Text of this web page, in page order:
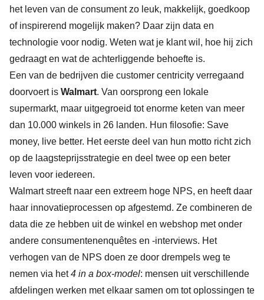
het leven van de consument zo leuk, makkelijk, goedkoop
of inspirerend mogelijk maken? Daar zijn data en
technologie voor nodig. Weten wat je klant wil, hoe hij zich
gedraagt en wat de achterliggende behoefte is.
Een van de bedrijven die customer centricity verregaand
doorvoert is Walmart. Van oorsprong een lokale
supermarkt, maar uitgegroeid tot enorme keten van meer
dan 10.000 winkels in 26 landen. Hun filosofie: Save
money, live better. Het eerste deel van hun motto richt zich
op de laagsteprijsstrategie en deel twee op een beter
leven voor iedereen.
Walmart streeft naar een extreem hoge NPS, en heeft daar
haar innovatieprocessen op afgestemd. Ze combineren de
data die ze hebben uit de winkel en webshop met onder
andere consumentenenquêtes en -interviews. Het
verhogen van de NPS doen ze door drempels weg te
nemen via het4 in a box-model: mensen uit verschillende
afdelingen werken met elkaar samen om tot oplossingen te